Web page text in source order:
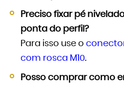
Preciso fixar pé
ponta do perfil?
Para isso use o
com rosca M10.
Posso comprar como